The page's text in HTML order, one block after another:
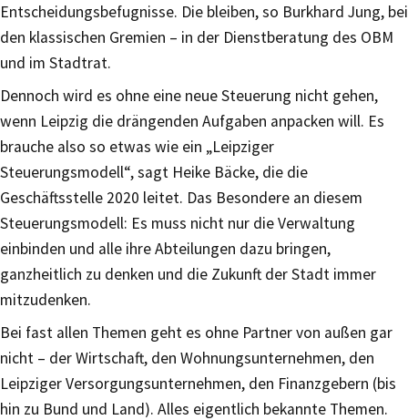
Entscheidungsbefugnisse. Die bleiben, so Burkhard Jung, bei
den klassischen Gremien – in der Dienstberatung des OBM
und im Stadtrat.
Dennoch wird es ohne eine neue Steuerung nicht gehen,
wenn Leipzig die drängenden Aufgaben anpacken will. Es
brauche also so etwas wie ein „Leipziger
Steuerungsmodell“, sagt Heike Bäcke, die die
Geschäftsstelle 2020 leitet. Das Besondere an diesem
Steuerungsmodell: Es muss nicht nur die Verwaltung
einbinden und alle ihre Abteilungen dazu bringen,
ganzheitlich zu denken und die Zukunft der Stadt immer
mitzudenken.
Bei fast allen Themen geht es ohne Partner von außen gar
nicht – der Wirtschaft, den Wohnungsunternehmen, den
Leipziger Versorgungsunternehmen, den Finanzgebern (bis
hin zu Bund und Land). Alles eigentlich bekannte Themen.